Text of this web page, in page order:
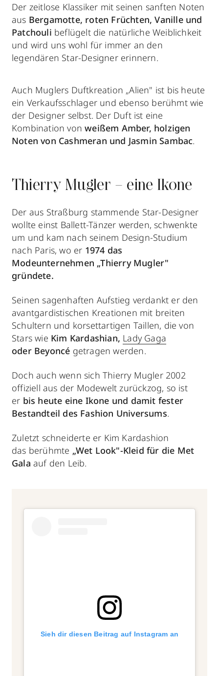
Der zeitlose Klassiker mit seinen sanften Noten
aus Bergamotte, roten Früchten, Vanille und
Patchouli beflügelt die natürliche Weiblichkeit
und wird uns wohl für immer an den
legendären Star-Designer erinnern.
Auch Muglers Duftkreation „Alien" ist bis heute
ein Verkaufsschlager und ebenso berühmt wie
der Designer selbst. Der Duft ist eine
Kombination vonweißem Amber, holzigen
Noten von Cashmeran und Jasmin Sambac.
Thierry Mugler – eine Ikone
Der aus Straßburg stammende Star-Designer
wollte einst Ballett-Tänzer werden, schwenkte
um und kam nach seinem Design-Studium
nach Paris, wo er 1974 das
Modeunternehmen „Thierry Mugler"
gründete.
Seinen sagenhaften Aufstieg verdankt er den
avantgardistischen Kreationen mit breiten
Schultern und korsettartigen Taillen, die von
Stars wie Kim Kardashian, Lady Gaga
oder Beyoncé getragen werden.
Doch auch wenn sich Thierry Mugler 2002
offiziell aus der Modewelt zurückzog, so ist
er bis heute eine Ikone und damit fester
Bestandteil des Fashion Universums.
Zuletzt schneiderte er Kim Kardashion
das berühmte „Wet Look"-Kleid für die Met
Gala auf den Leib.
Sieh dir diesen Beitrag auf Instagram an